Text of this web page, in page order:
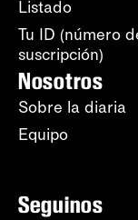
Listado
Tu ID (número
suscripción)
Nosotros
Sobre la diaria
Equipo
Seguinos